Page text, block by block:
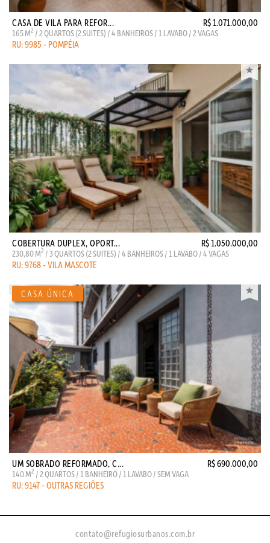
CASA DE VILA PARA REFOR... R$ 1.071.000,00
165 M2 / 2 QUARTOS (2 SUITES) / 4 BANHEIROS / 1 LAVABO / 2 VAGAS
RU: 9985 - POMPÉIA
COBERTURA DUPLEX, OPORT... R$ 1.050.000,00
230,80 M2 / 3 QUARTOS (2 SUITES) / 4 BANHEIROS / 1 LAVABO / 4 VAGAS
RU: 9768 - VILA MASCOTE
UM SOBRADO REFORMADO, C... R$ 690.000,00
140 M2 / 2 QUARTOS / 1 BANHEIRO / 1 LAVABO / SEM VAGA
RU: 9147 - OUTRAS REGIÕES
contato@refugiosurbanos.com.br